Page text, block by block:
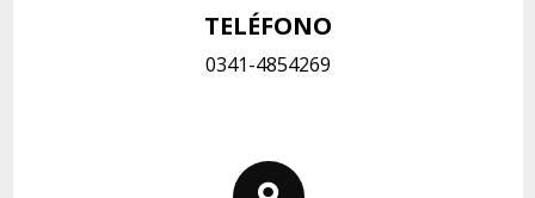
TELÉFONO
0341-4854269